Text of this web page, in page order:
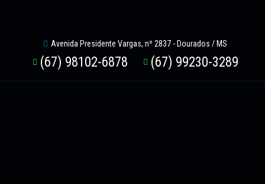
Avenida Presidente Vargas, nº 2837 - Dourados / MS
(67) 98102-6878 (67) 99230-3289